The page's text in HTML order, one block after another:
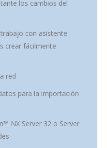
los cambios del
con asistente
crear fácilmente
red
para la importación
NX Server 32 o Server